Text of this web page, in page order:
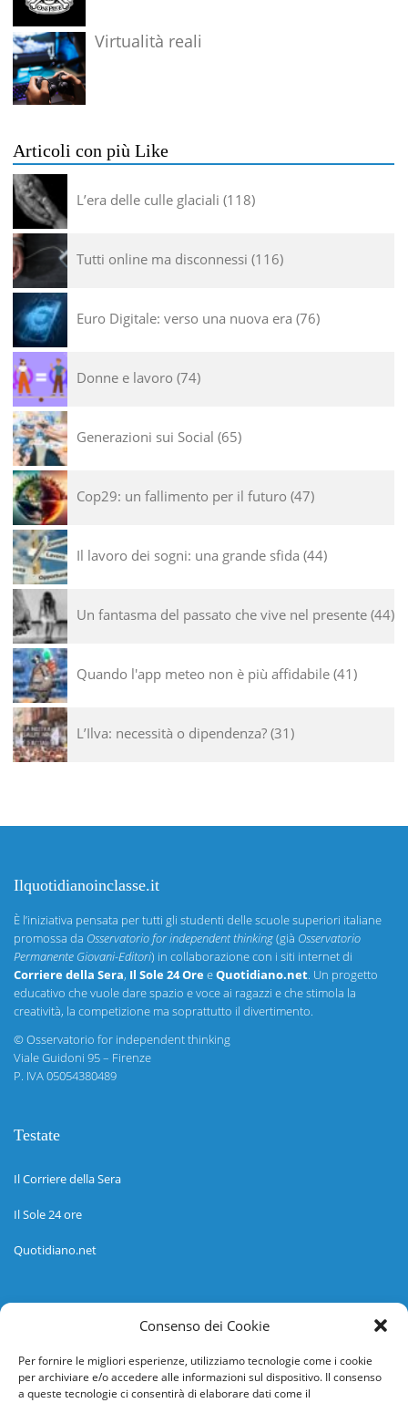
Consenso dei Cookie
Per fornire le migliori esperienze, utilizziamo tecnologie come i cookie
per archiviare e/o accedere alle informazioni sul dispositivo. Il consenso
a queste tecnologie ci consentirà di elaborare dati come il
Virtualità reali
Articoli con più Like
L’era delle culle glaciali 118
Tutti online ma disconnessi 116
Euro Digitale: verso una nuova era 76
Donne e lavoro 74
Generazioni sui Social 65
Cop29: un fallimento per il futuro 47
Il lavoro dei sogni: una grande sfida 44
Un fantasma del passato che vive nel presente 44
Quando l'app meteo non è più affidabile 41
L’Ilva: necessità o dipendenza? 31
Ilquotidianoinclasse.it
È l’iniziativa pensata per tutti gli studenti delle scuole superiori italiane
promossa da Osservatorio for independent thinking(già Osservatorio
Permanente Giovani-Editori) in collaborazione con i siti internet di
Corriere della Sera, Il Sole 24 OreeQuotidiano.net. Un progetto
educativo che vuole dare spazio e voce ai ragazzi e che stimola la
creatività, la competizione ma soprattutto il divertimento.
©Osservatorio for independent thinking
Viale Guidoni 95 – Firenze
P. IVA 05054380489
Testate
Il Corriere della Sera
Il Sole 24 ore
Quotidiano.net
Informazioni
Help desk